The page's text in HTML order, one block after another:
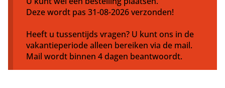
Deze wordt pas 31-08-2026 verzonden!
Heeft u tussentijds vragen? U kunt ons in de
vakantieperiode alleen bereiken via de mail.
Mail wordt binnen 4 dagen beantwoordt.